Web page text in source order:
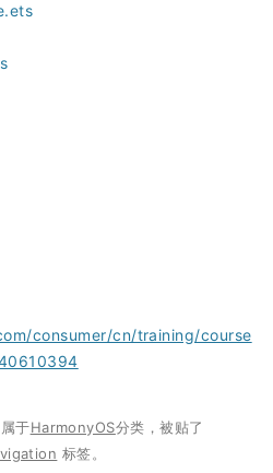
consumer/cn/training/course
于HarmonyOS分类，被贴了
标签。